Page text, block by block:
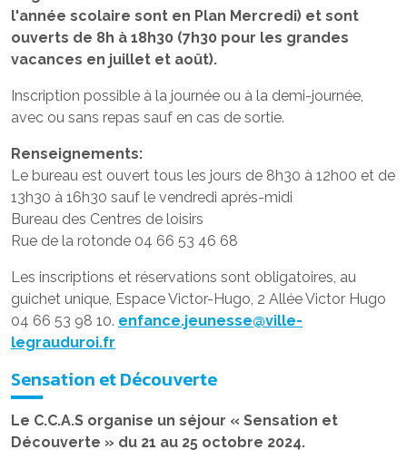
l'année scolaire sont en Plan Mercredi) et sont
ouverts de 8h à 18h30 (7h30 pour les grandes
vacances en juillet et août).
Inscription possible à la journée ou à la demi-journée,
avec ou sans repas sauf en cas de sortie.
Renseignements:
Le bureau est ouvert tous les jours de 8h30 à 12h00 et de
13h30 à 16h30 sauf le vendredi après-midi
Bureau des Centres de loisirs
Rue de la rotonde 04 66 53 46 68
Les inscriptions et réservations sont obligatoires, au
guichet unique, Espace Victor-Hugo, 2 Allée Victor Hugo
04 66 53 98 10. enfance.jeunesse@ville-
legrauduroi.fr
Sensation et Découverte
Le C.C.A.S organise un séjour « Sensation et
Découverte » du 21 au 25 octobre 2024.